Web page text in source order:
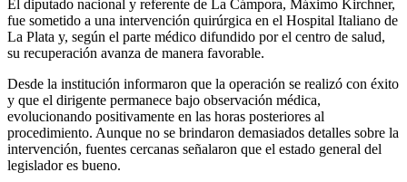
El diputado nacional y referente de La Cámpora, Máximo Kirchner,
fue sometido a una intervención quirúrgica en el Hospital Italiano de
La Plata y, según el parte médico difundido por el centro de salud,
su recuperación avanza de manera favorable.
Desde la institución informaron que la operación se realizó con éxito
y que el dirigente permanece bajo observación médica,
evolucionando positivamente en las horas posteriores al
procedimiento. Aunque no se brindaron demasiados detalles sobre la
intervención, fuentes cercanas señalaron que el estado general del
legislador es bueno.